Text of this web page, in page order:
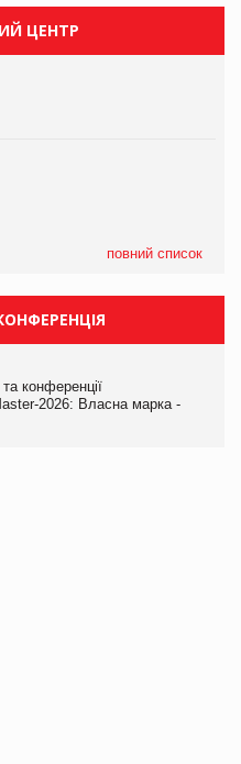
ЦЕНТР
повний список
конференції
2026: Власна марка -